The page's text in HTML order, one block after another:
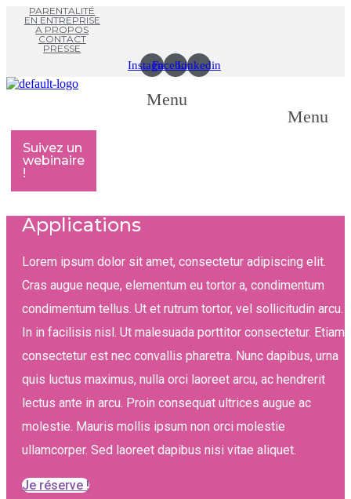
PARENTALITÉ
EN ENTREPRISE
A PROPOS
CONTACT
PRESSE
InstagramFacebookLinkedin
Menu
Menu
Suivez un
webinaire
!
Applications
Lorem ipsum dolor sit amet, consectetur adipiscing elit.
Cras augue neque, elementum eu tortor a, condimentum
condimentum tellus. Ut et rutrum tortor, vel sollicitudin arcu.
In in facilisis nisl. Ut malesuada porttitor consectetur. Etiam
consectetur est nec convallis pharetra. Nunc dapibus, urna
quis luctus maximus, nulla orci laoreet arcu, ac hendrerit
lectus ante in arcu. Proin consequat ultrices augue ac
molestie. Mauris mollis ipsum non orci molestie
ullamcorper. Sed laoreet dapibus nisi vitae aliquet.
Je réserve !